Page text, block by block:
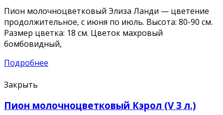
Пион молочноцветковый Элиза Ланди — цветение
продолжительное, с июня по июль. Высота: 80-90 см.
Размер цветка: 18 см. Цветок махровый
бомбовидный,
Подробнее
Закрыть
Пион молочноцветковый Кэрол (V 3 л.)